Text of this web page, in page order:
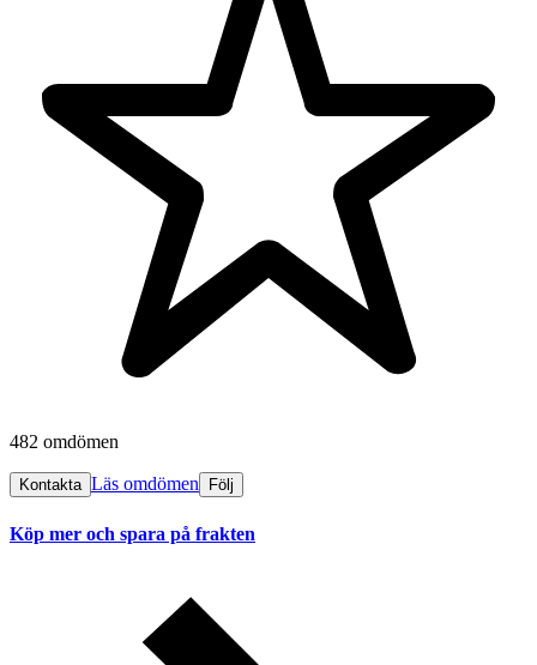
482 omdömen
Kontakta Läs omdömen Följ
Köp mer och spara på frakten